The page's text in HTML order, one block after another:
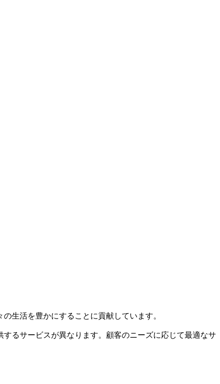
生活を豊かにすることに貢献しています。
るサービスが異なります。顧客のニーズに応じて最適なサ